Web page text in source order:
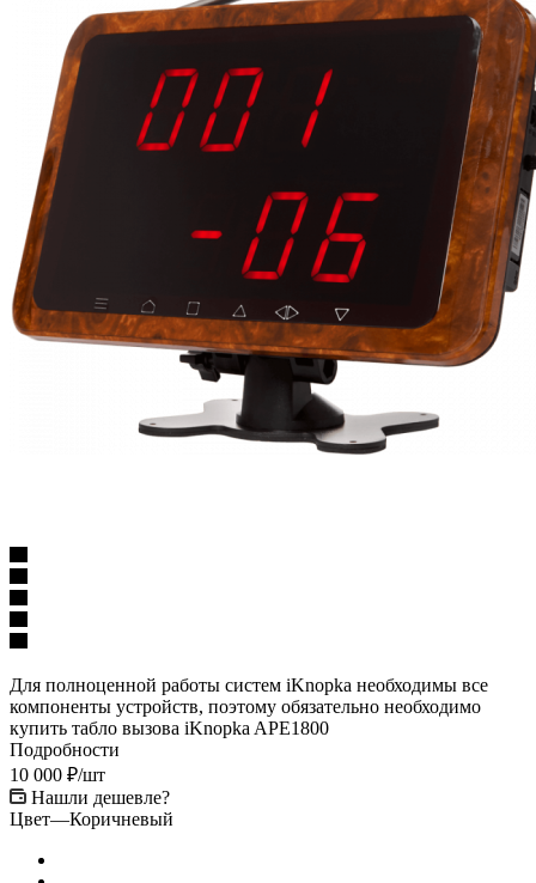
Для полноценной работы систем iKnopka необходимы все
компоненты устройств, поэтому обязательно необходимо
купить табло вызова iKnopka APE1800
Подробности
10 000 ₽/шт
Нашли дешевле?
Цвет—Коричневый